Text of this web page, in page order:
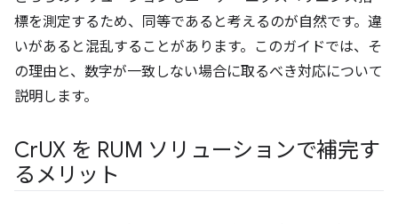
標を測定するため、同等であると考えるのが自然です。違
いがあると混乱することがあります。このガイドでは、そ
の理由と、数字が一致しない場合に取るべき対応について
説明します。
CrUX を RUM ソリューションで補完す
るメリット